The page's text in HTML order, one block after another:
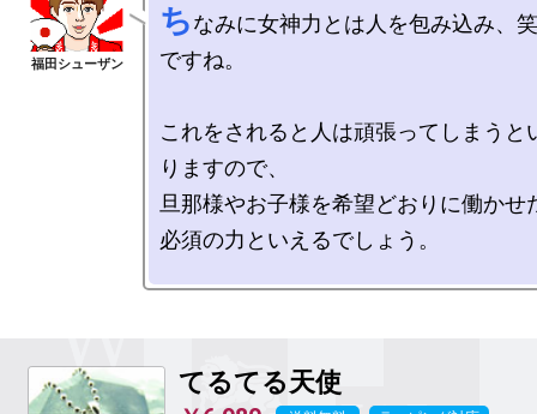
ちなみに女神力とは人を包み込み、
ですね。
これをされると人は頑張ってしまうと
りますので、
旦那様やお子様を希望どおりに働かせ
必須の力といえるでしょう。
てるてる天使